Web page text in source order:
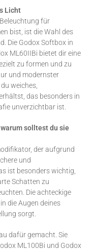
Licht
für
bist, ist die Wahl des
Die Godox Softbox in
ML60IIBi bietet dir eine
zu formen und zu
und modernster
weiches,
das besonders in
unverzichtbar ist.
solltest du sie
der aufgrund
und
ist besonders wichtig,
Schatten zu
Die achteckige
die Augen deines
sorgt.
dafür gemacht. Sie
ML100Bi und Godox